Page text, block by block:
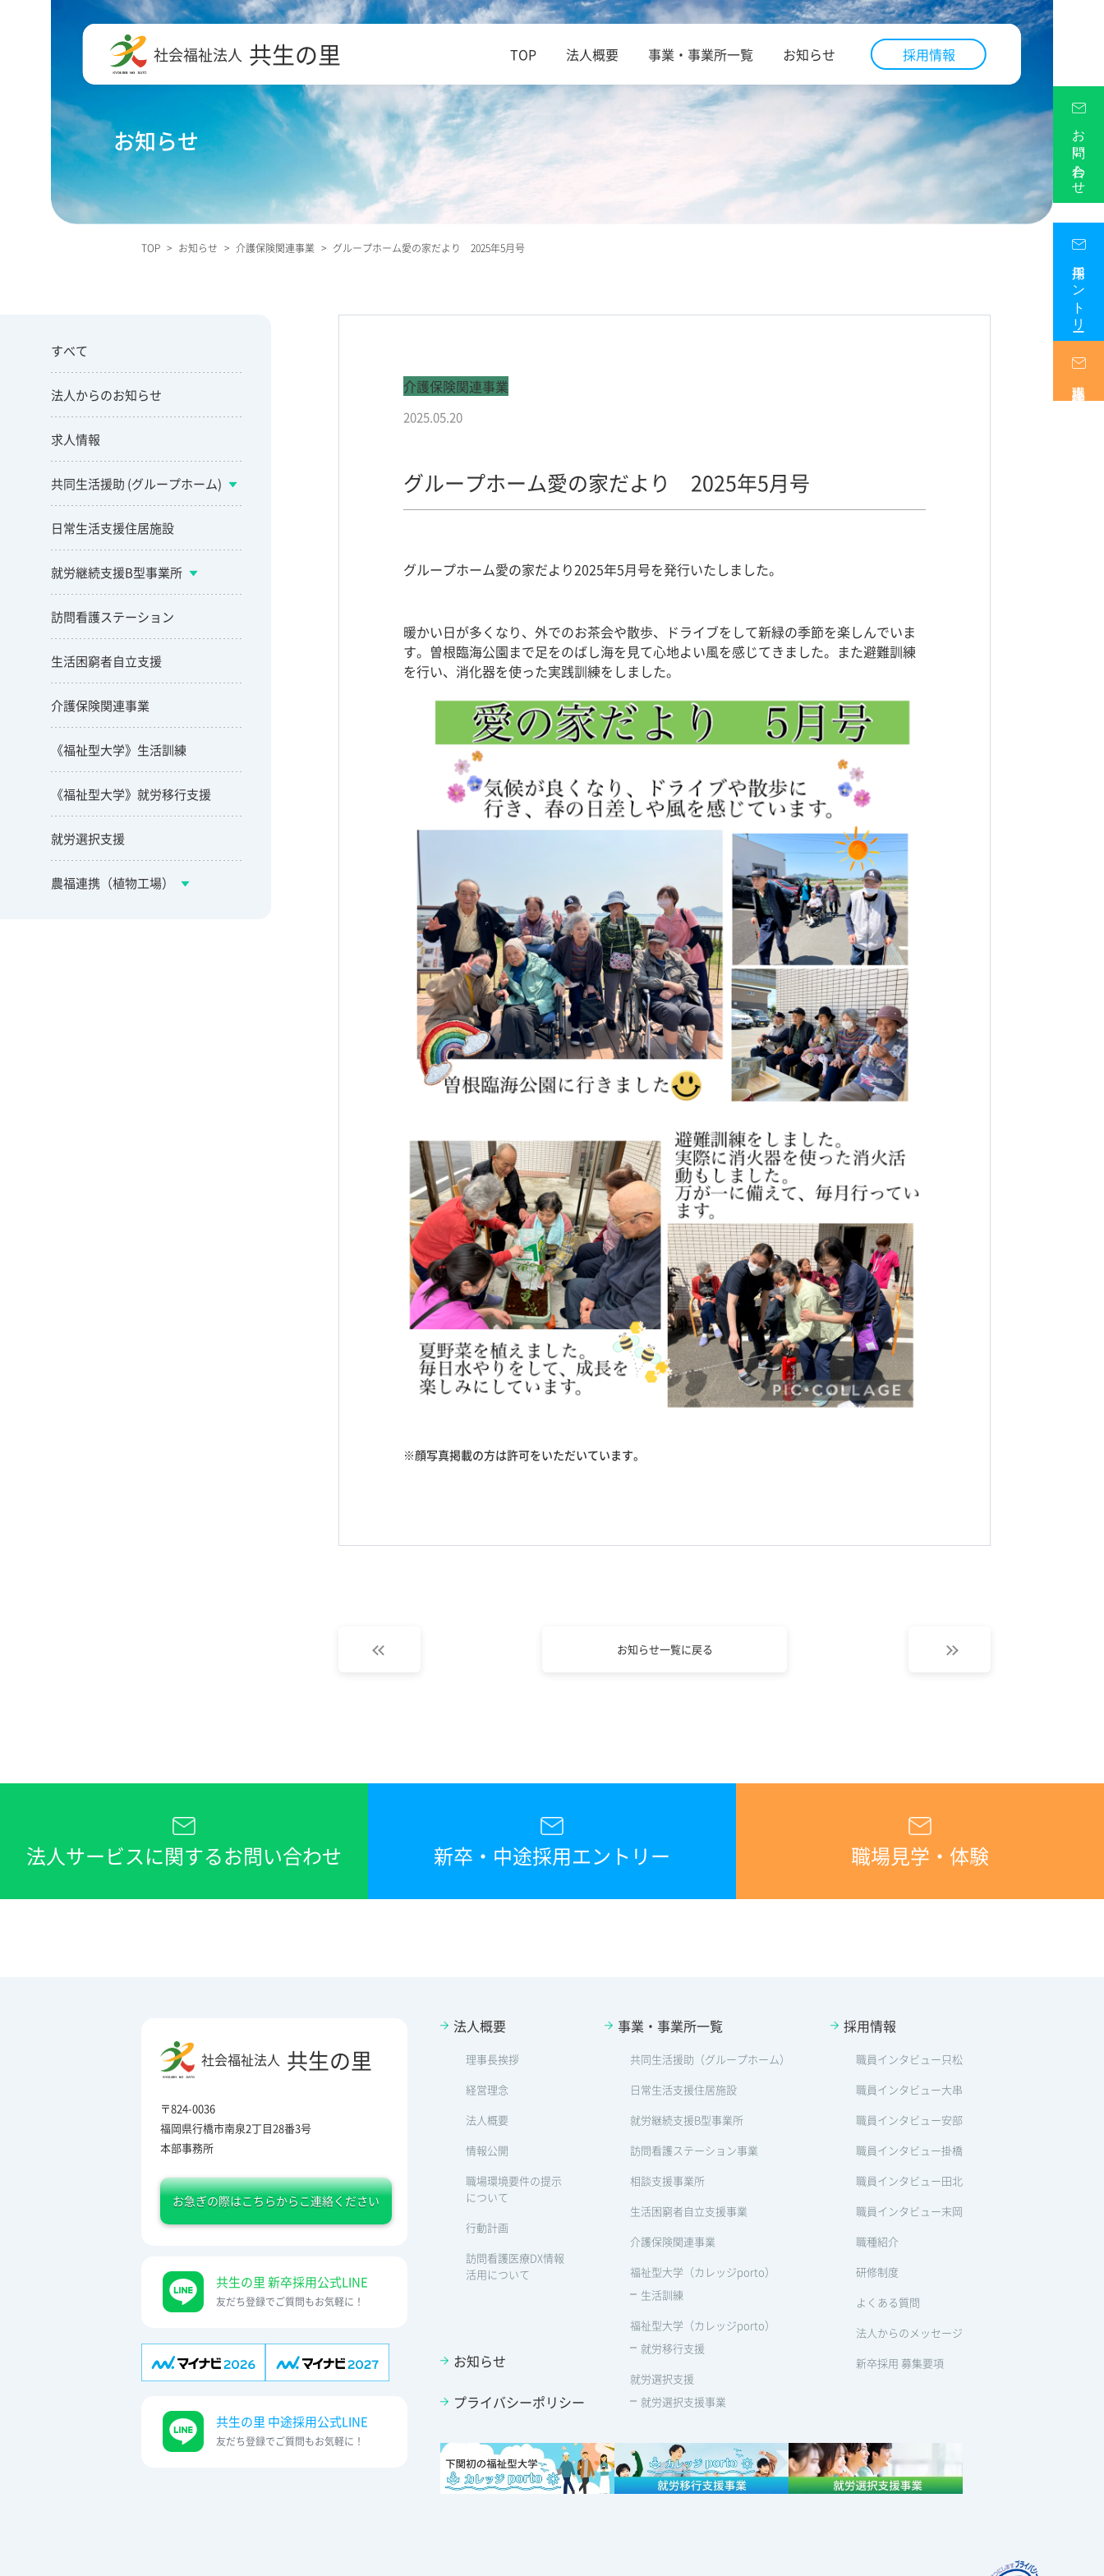
社会福祉法人 共生の里 TOP 法人概要 事業・事業所一覧 お知らせ 採用情報
お知らせ
TOP > お知らせ > 介護保険関連事業 > グループホーム愛の家だより 2025年5月号
すべて
法人からのお知らせ
求人情報
共同生活援助 (グループホーム)
日常生活支援住居施設
就労継続支援B型事業所
訪問看護ステーション
生活困窮者自立支援
介護保険関連事業
《福祉型大学》生活訓練
《福祉型大学》就労移行支援
就労選択支援
農福連携（植物工場）
介護保険関連事業
2025.05.20
グループホーム愛の家だより 2025年5月号
グループホーム愛の家だより2025年5月号を発行いたしました。
暖かい日が多くなり、外でのお茶会や散歩、ドライブをして新緑の季節を楽しんでいま
す。曽根臨海公園まで足をのばし海を見て心地よい風を感じてきました。また避難訓練
を行い、消化器を使った実践訓練をしました。
※顔写真掲載の方は許可をいただいています。
お知らせ一覧に戻る
法人サービスに関するお問い合わせ 新卒・中途採用エントリー 職場見学・体験
お問い合わせ
採用エントリー
社会福祉法人 共生の里
〒824-0036
福岡県行橋市南泉2丁目28番3号
本部事務所
お急ぎの際はこちらからこ連絡ください
共生の里 新卒採用公式LINE
友だち登録でご質問もお気軽に！
共生の里 中途採用公式LINE
友だち登録でご質問もお気軽に！
法人概要
理事長挨拶
経営理念
法人概要
情報公開
職場環境要件の提示
について
行動計画
訪問看護医療DX情報
活用について
事業・事業所一覧
共同生活援助（グループホーム）
日常生活支援住居施設
就労継続支援B型事業所
訪問看護ステーション事業
相談支援事業所
生活困窮者自立支援事業
介護保険関連事業
福祉型大学（カレッジporto）
生活訓練
福祉型大学（カレッジporto）
就労移行支援
就労選択支援
就労選択支援事業
お知らせ
採用情報
職員インタビュー只松
職員インタビュー大串
職員インタビュー安部
職員インタビュー掛橋
職員インタビュー田北
職員インタビュー末岡
職種紹介
研修制度
よくある質問
法人からのメッセージ
新卒採用 募集要項
プライバシーポリシー